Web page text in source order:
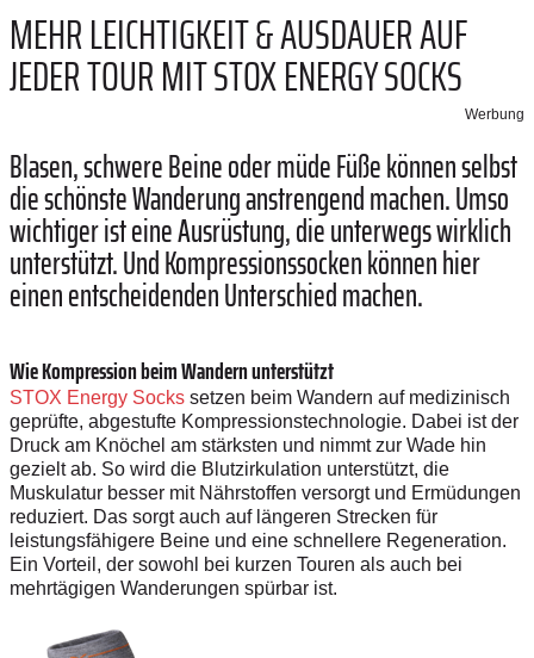
MEHR LEICHTIGKEIT & AUSDAUER AUF
JEDER TOUR MIT STOX ENERGY SOCKS
Werbung
Blasen, schwere Beine oder müde Füße können selbst
die schönste Wanderung anstrengend machen. Umso
wichtiger ist eine Ausrüstung, die unterwegs wirklich
unterstützt. Und Kompressionssocken können hier
einen entscheidenden Unterschied machen.
Wie Kompression beim Wandern unterstützt
STOX Energy Socks setzen beim Wandern auf medizinisch
geprüfte, abgestufte Kompressionstechnologie. Dabei ist der
Druck am Knöchel am stärksten und nimmt zur Wade hin
gezielt ab. So wird die Blutzirkulation unterstützt, die
Muskulatur besser mit Nährstoffen versorgt und Ermüdungen
reduziert. Das sorgt auch auf längeren Strecken für
leistungsfähigere Beine und eine schnellere Regeneration.
Ein Vorteil, der sowohl bei kurzen Touren als auch bei
mehrtägigen Wanderungen spürbar ist.